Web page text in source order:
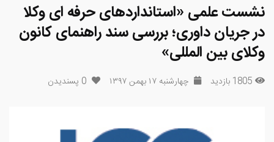
نشست علمی «استانداردهای حرفه ای وکلا
در جریان داوری؛ بررسی سند راهنمای کانون
وکلای بین المللی»
1805 بازدید چهارشنبه ۱۷ بهمن ۱۳۹۷ 0 پسندیدن